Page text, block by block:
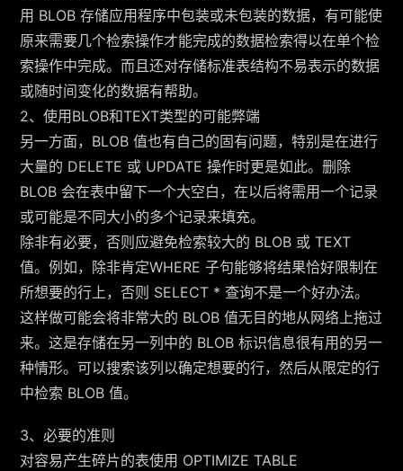
用 BLOB 存储应用程序中包装或未包装的数据，有可能使
原来需要几个检索操作才能完成的数据检索得以在单个检
索操作中完成。而且还对存储标准表结构不易表示的数据
或随时间变化的数据有帮助。
2、使用BLOB和TEXT类型的可能弊端
另一方面，BLOB 值也有自己的固有问题，特别是在进行
大量的 DELETE 或 UPDATE 操作时更是如此。删除
BLOB 会在表中留下一个大空白，在以后将需用一个记录
或可能是不同大小的多个记录来填充。
除非有必要，否则应避免检索较大的 BLOB 或 TEXT
值。例如，除非肯定WHERE 子句能够将结果恰好限制在
所想要的行上，否则 SELECT * 查询不是一个好办法。
这样做可能会将非常大的 BLOB 值无目的地从网络上拖过
来。这是存储在另一列中的 BLOB 标识信息很有用的另一
种情形。可以搜索该列以确定想要的行，然后从限定的行
中检索 BLOB 值。
3、必要的准则
对容易产生碎片的表使用 OPTIMIZE TABLE